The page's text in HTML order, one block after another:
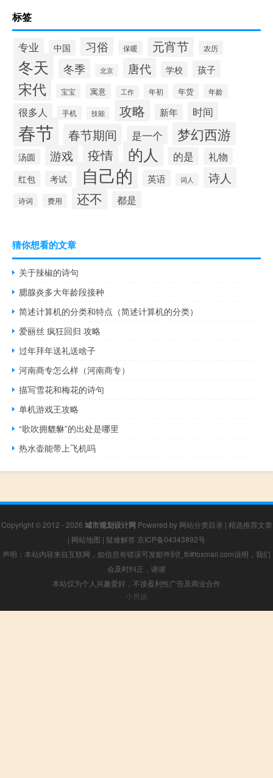
标签
专业 中国 习俗 保暖 元宵节 农历
冬天 冬季 北京 唐代 学校 孩子
宋代 宝宝 寓意 工作 年初 年货 年龄
很多人 手机 技能 攻略 新年 时间
春节 春节期间 是一个 梦幻西游
汤圆 游戏 疫情 的人 的是 礼物
红包 考试 自己的 英语 词人 诗人
诗词 费用 还不 都是
猜你想看的文章
关于辣椒的诗句
腮腺炎多大年龄段接种
简述计算机的分类和特点（简述计算机的分类）
爱丽丝 疯狂回归 攻略
过年拜年送礼送啥子
河南商专怎么样（河南商专）
描写雪花和梅花的诗句
单机游戏王攻略
“歌吹拥貔貅”的出处是哪里
热水壶能带上飞机吗
Copyright © 2012 - 2026 城市规划设计网 Powered by 网站分类目录 | 精选推荐文章
| 网站地图 | 疑难解答 京ICP备04343892号
声明：本站内容来自互联网，如信息有错误可发邮件到f_fb#foxmail.com说明，我们
会及时纠正，谢谢
本站仅为个人兴趣爱好，不接盈利性广告及商业合作
小男孩